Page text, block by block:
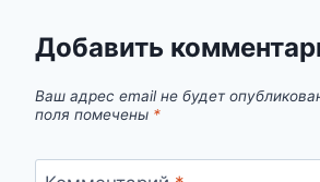
Добавить
Ваш адрес email не будет
поля помечены *